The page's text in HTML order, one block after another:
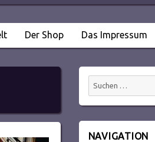
Der Shop Das Impressum
Suchen
NAVIGATION